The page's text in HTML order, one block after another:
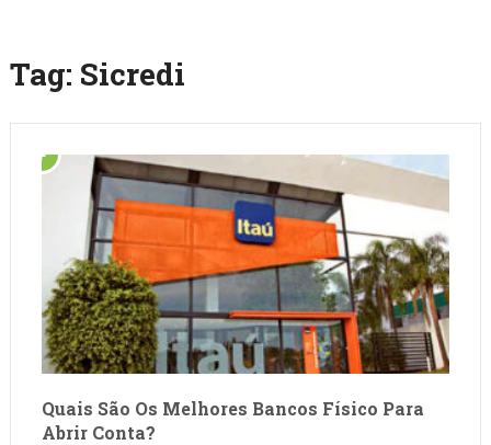
Tag: Sicredi
Quais São Os Melhores Bancos Físico Para
Abrir Conta?